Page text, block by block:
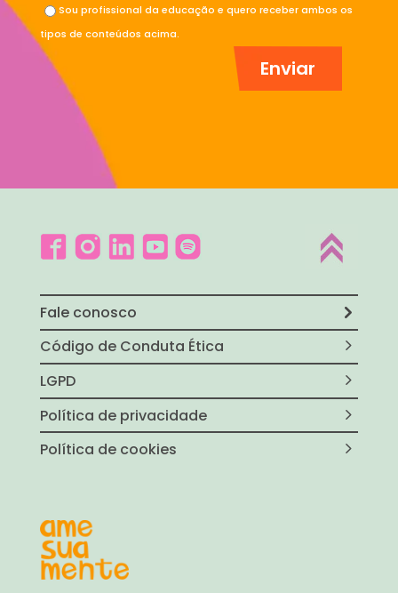
Sou profissional da educação e quero receber ambos os
tipos de conteúdos acima.
Fale conosco
Código de Conduta Ética
LGPD
Política de privacidade
Política de cookies